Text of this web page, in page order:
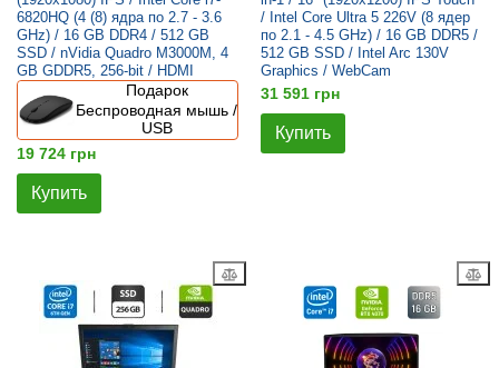
6820HQ (4 (8) ядра по 2.7 - 3.6
GHz) / 16 GB DDR4 / 512 GB
SSD / nVidia Quadro M3000M, 4
GB GDDR5, 256-bit / HDMI
Подарок
Беспроводная мышь /
USB
19 724 грн
Купить
/ Intel Core Ultra 5 226V (8 ядер
по 2.1 - 4.5 GHz) / 16 GB DDR5 /
512 GB SSD / Intel Arc 130V
Graphics / WebCam
31 591 грн
Купить